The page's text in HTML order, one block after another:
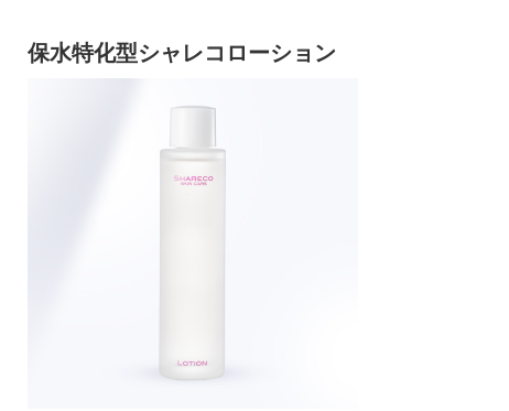
保水特化型シャレコローション